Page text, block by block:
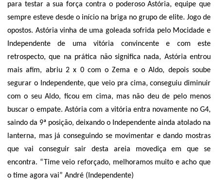
para testar a sua força contra o poderoso Astória, equipe que
sempre esteve desde o início na briga no grupo de elite. Jogo de
opostos. Astória vinha de uma goleada sofrida pelo Mocidade e
Independente de uma vitória convincente e com este
retrospecto, que na prática não significa nada, Astória entrou
mais afim, abriu 2 x 0 com o Zema e o Aldo, depois soube
segurar o Independente, que veio pra cima, conseguiu diminuir
com o seu Aldo, ficou em cima, mas não deu de pelo menos
buscar o empate. Astória com a vitória entra novamente no G4,
saindo da 9ª posição, deixando o Independente ainda atolado na
lanterna, mas já conseguindo se movimentar e dando mostras
que vai conseguir sair desta areia movediça em que se
encontra. “Time veio reforçado, melhoramos muito e acho que
o time agora vai” André (Independente)